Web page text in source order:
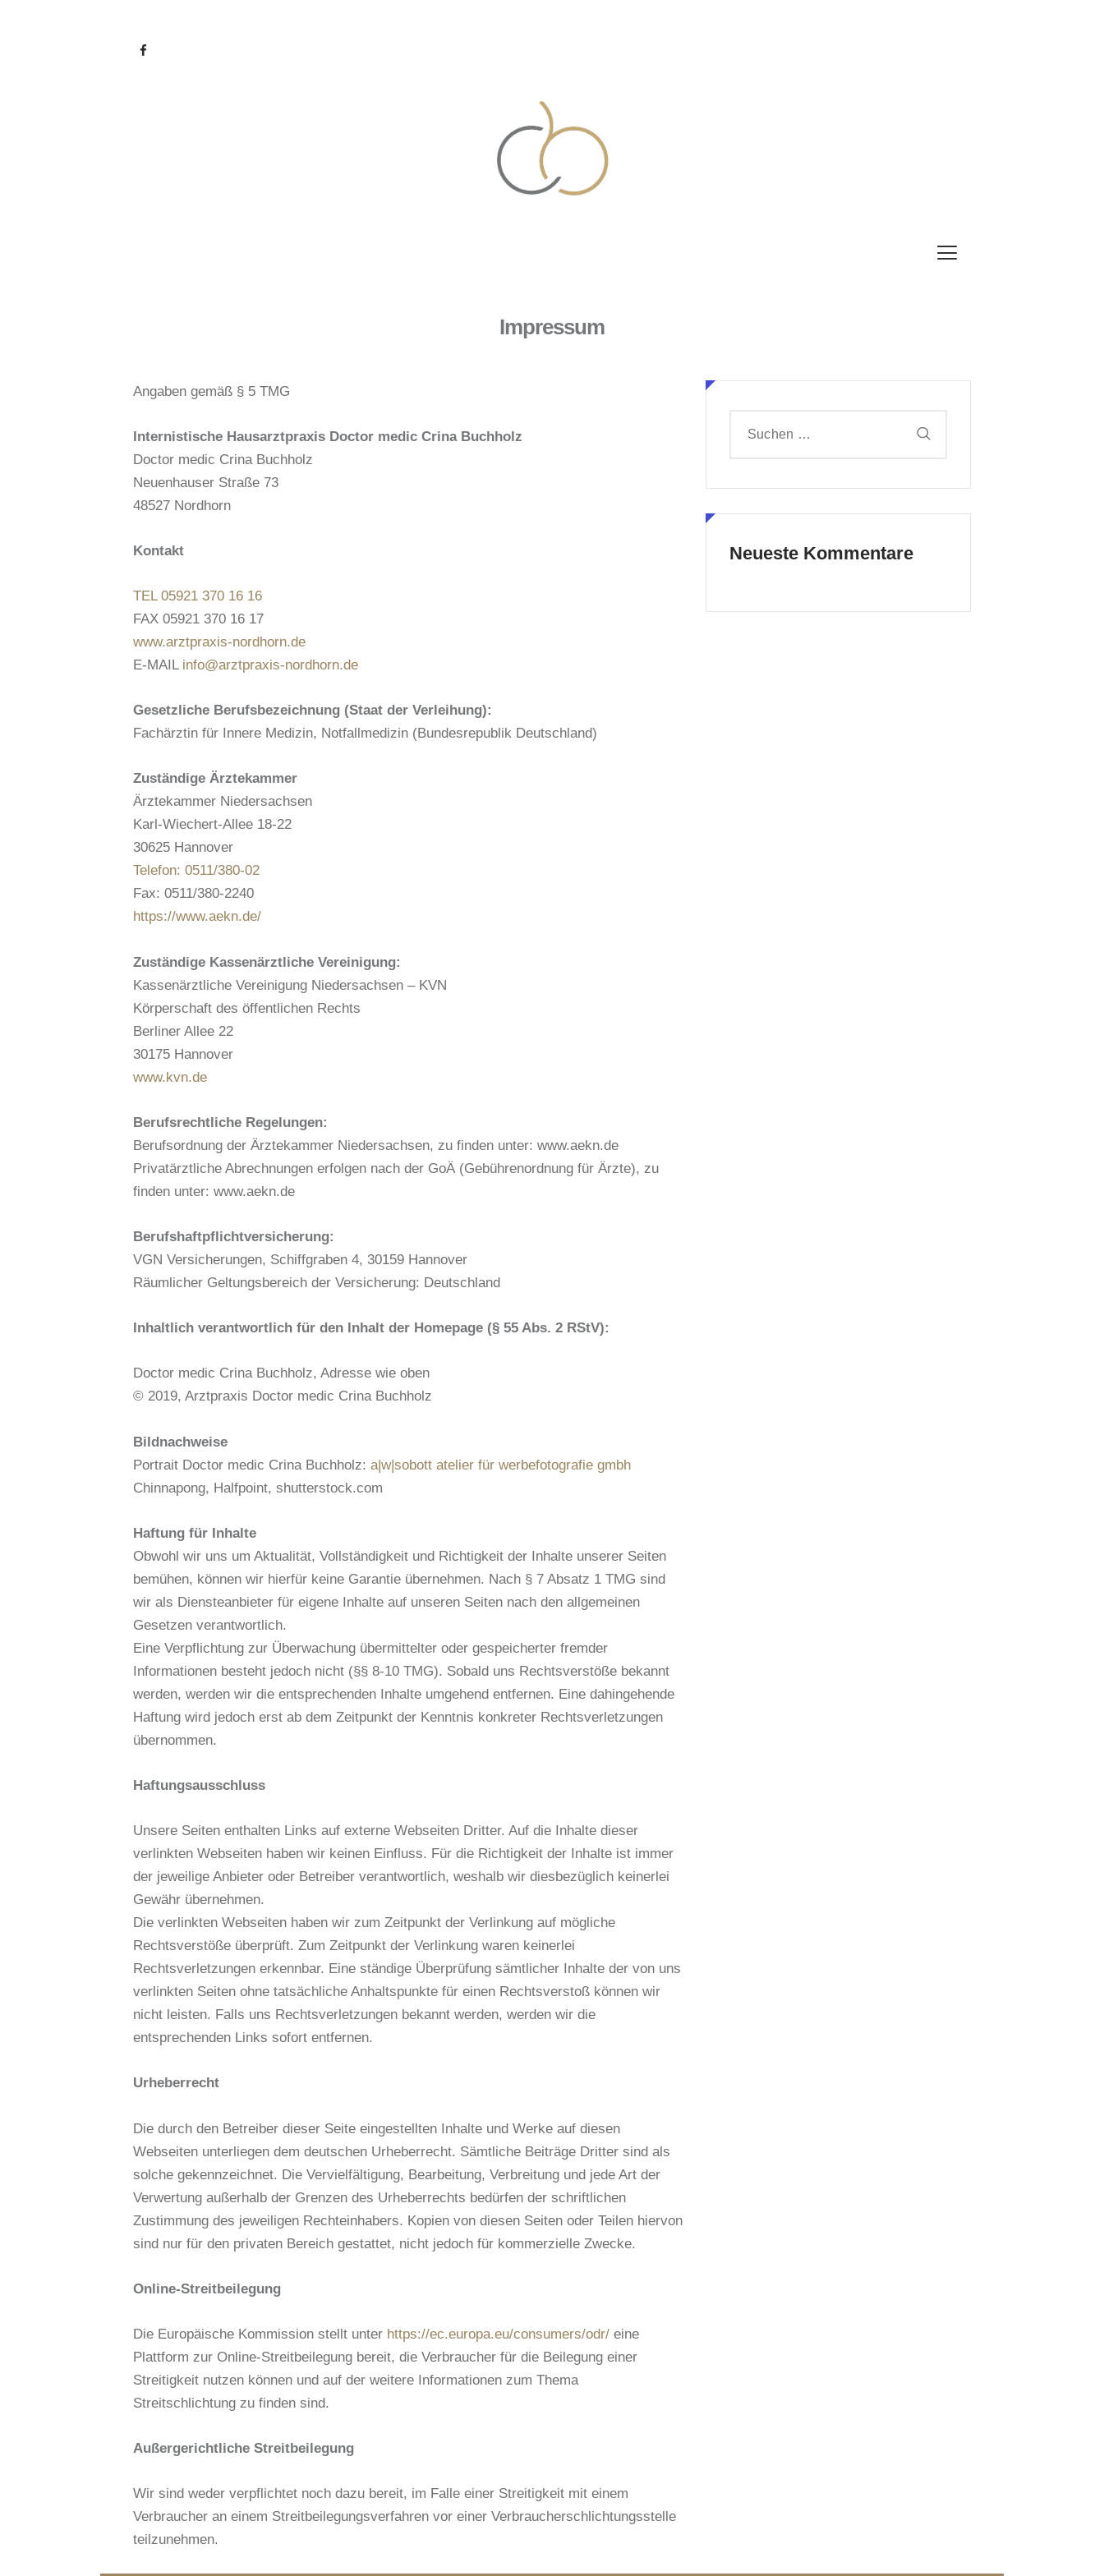
Impressum
Angaben gemäß § 5 TMG
Internistische Hausarztpraxis Doctor medic Crina Buchholz
Doctor medic Crina Buchholz
Neuenhauser Straße 73
48527 Nordhorn
Kontakt
TEL 05921 370 16 16
FAX 05921 370 16 17
www.arztpraxis-nordhorn.de
E-MAIL info@arztpraxis-nordhorn.de
Gesetzliche Berufsbezeichnung (Staat der Verleihung):
Fachärztin für Innere Medizin, Notfallmedizin (Bundesrepublik Deutschland)
Zuständige Ärztekammer
Ärztekammer Niedersachsen
Karl-Wiechert-Allee 18-22
30625 Hannover
Telefon: 0511/380-02
Fax: 0511/380-2240
https://www.aekn.de/
Zuständige Kassenärztliche Vereinigung:
Kassenärztliche Vereinigung Niedersachsen – KVN
Körperschaft des öffentlichen Rechts
Berliner Allee 22
30175 Hannover
www.kvn.de
Berufsrechtliche Regelungen:
Berufsordnung der Ärztekammer Niedersachsen, zu finden unter: www.aekn.de
Privatärztliche Abrechnungen erfolgen nach der GoÄ (Gebührenordnung für Ärzte), zu
finden unter: www.aekn.de
Berufshaftpflichtversicherung:
VGN Versicherungen, Schiffgraben 4, 30159 Hannover
Räumlicher Geltungsbereich der Versicherung: Deutschland
Inhaltlich verantwortlich für den Inhalt der Homepage (§ 55 Abs. 2 RStV):
Doctor medic Crina Buchholz, Adresse wie oben
© 2019, Arztpraxis Doctor medic Crina Buchholz
Bildnachweise
Portrait Doctor medic Crina Buchholz: a|w|sobott atelier für werbefotografie gmbh
Chinnapong, Halfpoint, shutterstock.com
Haftung für Inhalte
Obwohl wir uns um Aktualität, Vollständigkeit und Richtigkeit der Inhalte unserer Seiten
bemühen, können wir hierfür keine Garantie übernehmen. Nach § 7 Absatz 1 TMG sind
wir als Diensteanbieter für eigene Inhalte auf unseren Seiten nach den allgemeinen
Gesetzen verantwortlich.
Eine Verpflichtung zur Überwachung übermittelter oder gespeicherter fremder
Informationen besteht jedoch nicht (§§ 8-10 TMG). Sobald uns Rechtsverstöße bekannt
werden, werden wir die entsprechenden Inhalte umgehend entfernen. Eine dahingehende
Haftung wird jedoch erst ab dem Zeitpunkt der Kenntnis konkreter Rechtsverletzungen
übernommen.
Haftungsausschluss
Unsere Seiten enthalten Links auf externe Webseiten Dritter. Auf die Inhalte dieser
verlinkten Webseiten haben wir keinen Einfluss. Für die Richtigkeit der Inhalte ist immer
der jeweilige Anbieter oder Betreiber verantwortlich, weshalb wir diesbezüglich keinerlei
Gewähr übernehmen.
Die verlinkten Webseiten haben wir zum Zeitpunkt der Verlinkung auf mögliche
Rechtsverstöße überprüft. Zum Zeitpunkt der Verlinkung waren keinerlei
Rechtsverletzungen erkennbar. Eine ständige Überprüfung sämtlicher Inhalte der von uns
verlinkten Seiten ohne tatsächliche Anhaltspunkte für einen Rechtsverstoß können wir
nicht leisten. Falls uns Rechtsverletzungen bekannt werden, werden wir die
entsprechenden Links sofort entfernen.
Urheberrecht
Die durch den Betreiber dieser Seite eingestellten Inhalte und Werke auf diesen
Webseiten unterliegen dem deutschen Urheberrecht. Sämtliche Beiträge Dritter sind als
solche gekennzeichnet. Die Vervielfältigung, Bearbeitung, Verbreitung und jede Art der
Verwertung außerhalb der Grenzen des Urheberrechts bedürfen der schriftlichen
Zustimmung des jeweiligen Rechteinhabers. Kopien von diesen Seiten oder Teilen hiervon
sind nur für den privaten Bereich gestattet, nicht jedoch für kommerzielle Zwecke.
Online-Streitbeilegung
Die Europäische Kommission stellt unter https://ec.europa.eu/consumers/odr/ eine
Plattform zur Online-Streitbeilegung bereit, die Verbraucher für die Beilegung einer
Streitigkeit nutzen können und auf der weitere Informationen zum Thema
Streitschlichtung zu finden sind.
Außergerichtliche Streitbeilegung
Wir sind weder verpflichtet noch dazu bereit, im Falle einer Streitigkeit mit einem
Verbraucher an einem Streitbeilegungsverfahren vor einer Verbraucherschlichtungsstelle
teilzunehmen.
nach:
Neueste Kommentare